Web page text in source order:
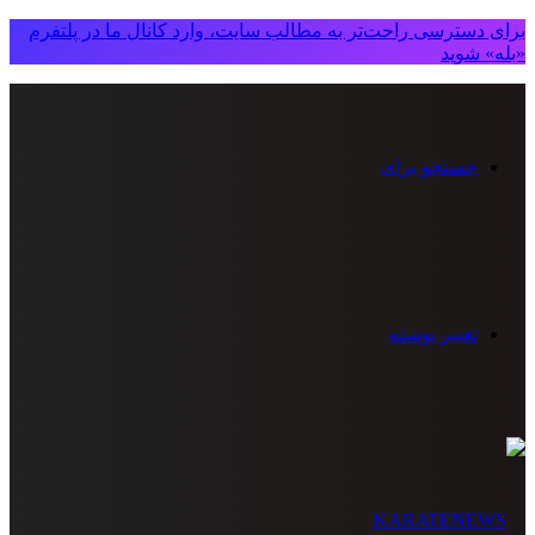
برای دسترسی راحت‌تر به مطالب سایت، وارد کانال ما در پلتفرم
«بله» شوید
جستجو برای
تغییر پوسته